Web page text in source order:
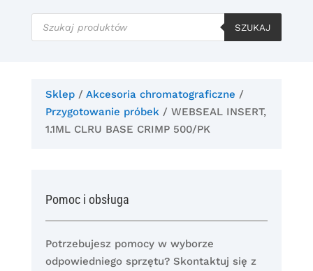
Wyszukiwarka
produktów
SZUKAJ
Sklep/ Akcesoria chromatograficzne /
Przygotowanie próbek/ WEBSEAL INSERT,
1.1ML CLRU BASE CRIMP 500/PK
Pomoc i obsługa
Potrzebujesz pomocy w wyborze
odpowiedniego sprzętu? Skontaktuj się z